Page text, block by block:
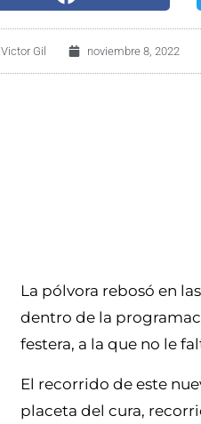
Victor Gil noviembre 8, 2022
La pólvora rebosó en
dentro de la
festera, a la que no le
El recorrido de este
placeta del cura,